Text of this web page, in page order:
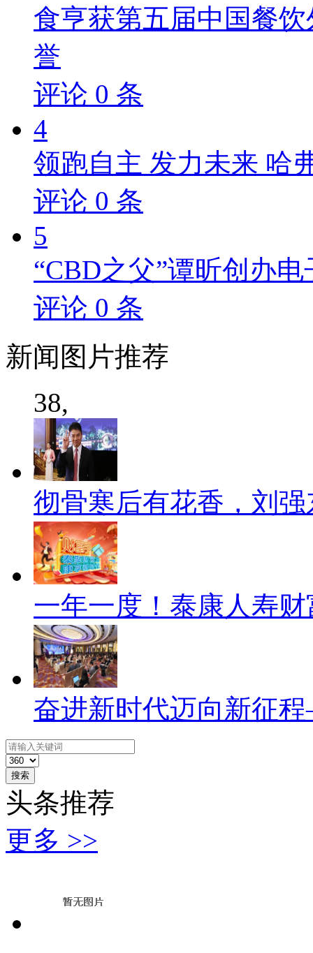
食亨获第五届中国餐
誉
评论 0 条
4
领跑自主 发力未来 哈
评论 0 条
5
“CBD之父”谭昕创办
评论 0 条
新闻 图片推荐
38,
彻骨寒后有花香，刘
一年一度！泰康人寿
奋进新时代迈向新征
搜索
头条推荐
更多 >>